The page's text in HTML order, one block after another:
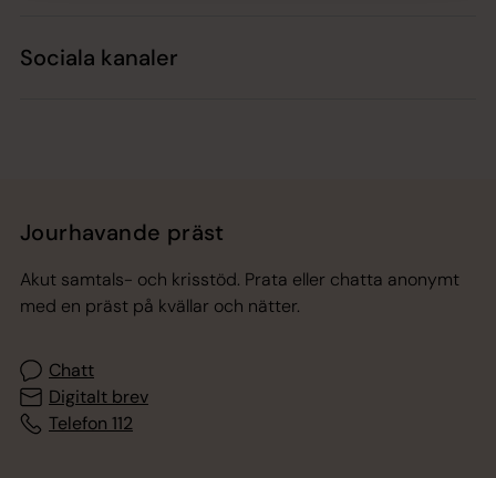
Sociala kanaler
Jourhavande präst
Akut samtals- och krisstöd. Prata eller chatta anonymt
med en präst på kvällar och nätter.
Chatt
Digitalt brev
Telefon 112